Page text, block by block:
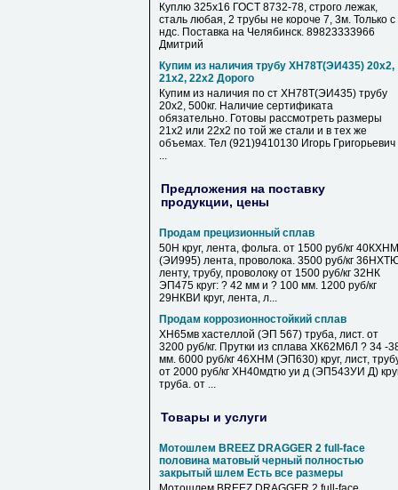
Куплю 325х16 ГОСТ 8732-78, строго лежак,
сталь любая, 2 трубы не короче 7, 3м. Только с
ндс. Поставка на Челябинск. 89823333966
Дмитрий
Купим из наличия трубу ХН78Т(ЭИ435) 20х2,
21х2, 22х2 Дорого
Купим из наличия по ст ХН78Т(ЭИ435) трубу
20х2, 500кг. Наличие сертификата
обязательно. Готовы рассмотреть размеры
21х2 или 22х2 по той же стали и в тех же
объемах. Тел (921)9410130 Игорь Григорьевич
...
Предложения на поставку
продукции, цены
Продам прецизионный сплав
50Н круг, лента, фольга. от 1500 руб/кг 40КХНМ
(ЭИ995) лента, проволока. 3500 руб/кг
ленту, трубу, проволоку от 1500 руб/кг 32НК
ЭП475 круг: ? 42 мм и ? 100 мм. 1200 руб/кг
29НКВИ круг, лента, л...
Продам коррозионностойкий сплав
ХН65мв хастеллой (ЭП 567) труба, лист. от
3200 руб/кг. Прутки из сплава ХК62М6Л ? 34 -
мм. 6000 руб/кг 46ХНМ (ЭП630) круг, лист,
от 2000 руб/кг ХН40мдтю уи д (ЭП543УИ Д)
труба. от ...
Товары и услуги
Мотошлем BREEZ DRAGGER 2 full-face
половина матовый черный полностью
закрытый шлем Есть все размеры